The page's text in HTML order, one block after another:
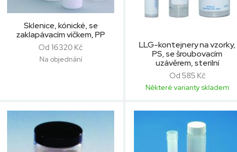
Sklenice, kónické, se
zaklapávacím víčkem, PP
Od 16320 Kč
Na objednání
LLG-kontejnery na vzorky,
PS, se šroubovacím
uzávěrem, sterilní
Od 585 Kč
Některé varianty skladem